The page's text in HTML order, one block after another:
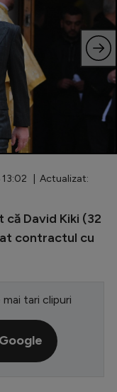
| Actualizat:
David Kiki (32
contractul cu
tari clipuri